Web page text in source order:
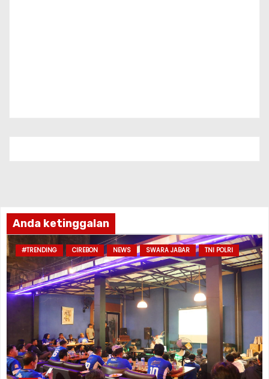
Anda ketinggalan
#TRENDING CIREBON NEWS SWARA JABAR TNI POLRI